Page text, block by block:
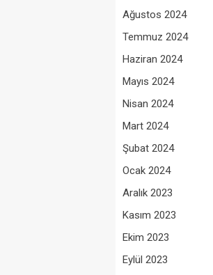
Ağustos 2024
Temmuz 2024
Haziran 2024
Mayıs 2024
Nisan 2024
Mart 2024
Şubat 2024
Ocak 2024
Aralık 2023
Kasım 2023
Ekim 2023
Eylül 2023